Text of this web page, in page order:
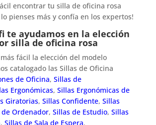
encontrar tu silla de oficina rosa
pienses más y confía en los expertos!
te ayudamos en la elección
silla de oficina rosa
fácil la elección del modelo
catalogado las Sillas de Oficina
de Oficina, Sillas de
Ergonómicas, Sillas Ergonómicas de
Giratorias, Sillas Confidente, Sillas
de Ordenador, Sillas de Estudio, Sillas
, Sillas de Sala de Espera.